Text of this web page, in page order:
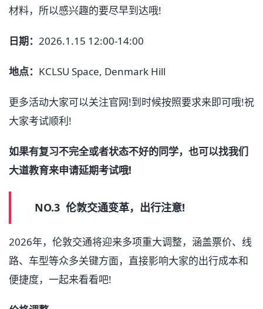
材料，所以感兴趣的要尽早到达哦!
日期： 2026.1.15 12:00-14:00
地点： KCLSU Space, Denmark Hill
更多活动大家可以关注官网!到时候按照要求来即可哦!祝
大家考试顺利!
如果有复习不完全或者状态不好的同学，也可以找我们
大道教育来申请延期考试哦!
NO.3 伦敦交通变革，出行注意!
2026年，伦敦交通将迎来多项重大调整，涵盖票价、线
路、车型等众多关键方面，直接影响大家的出行成本和
便捷度，一起来看看吧!